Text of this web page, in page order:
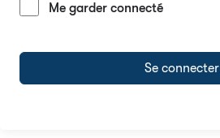
Me garder connecté
Se connecter